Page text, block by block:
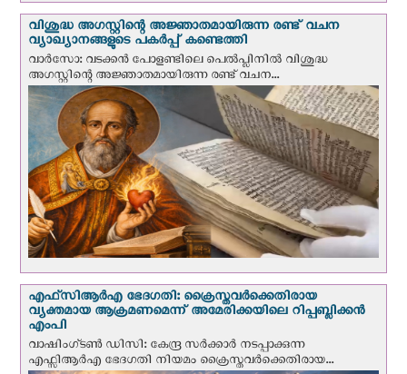
വിശുദ്ധ അഗസ്റ്റിന്റെ അജ്ഞാതമായിരുന്ന രണ്ട് വചന
വ്യാഖ്യാനങ്ങളുടെ പകര്‍പ്പ് കണ്ടെത്തി
വാര്‍സോ: വടക്കൻ പോളണ്ടിലെ പെൽപ്ലിനില്‍ വിശുദ്ധ
അഗസ്റ്റിന്റെ അജ്ഞാതമായിരുന്ന രണ്ട് വചന...
എഫ്‌സി‌ആര്‍‌എ ഭേദഗതി: ക്രൈസ്തവർക്കെതിരായ
വ്യക്തമായ ആക്രമണമെന്ന് അമേരിക്കയിലെ റിപ്പബ്ലിക്കൻ
എംപി
വാഷിംഗ്ടണ്‍ ഡി‌സി: കേന്ദ്ര സർക്കാർ നടപ്പാക്കുന്ന
എഫ്സിആർഎ ഭേദഗതി നിയമം ക്രൈസ്തവർക്കെതിരായ...